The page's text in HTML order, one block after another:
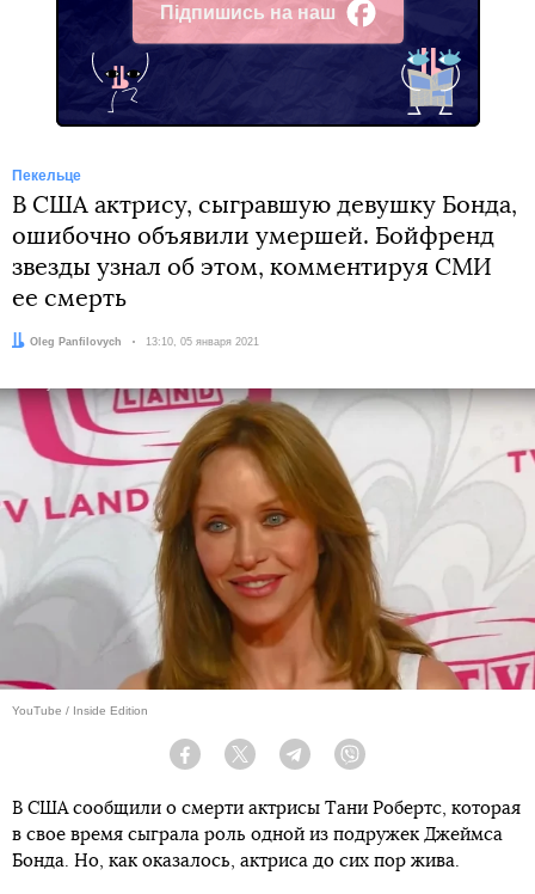
Підпишись на наш
Facebook
Пекельце
В США актрису, сыгравшую девушку Бонда,
ошибочно объявили умершей. Бойфренд
звезды узнал об этом, комментируя СМИ
ее смерть
Автор:
Oleg Panfilovych Дата:
13:10, 05 января 2021
YouTube / Inside Edition
Facebook Twitter Telegram
В США сообщили о смерти актрисы Тани Робертс, которая
в свое время сыграла роль одной из подружек Джеймса
Бонда. Но, как оказалось, актриса до сих пор жива.